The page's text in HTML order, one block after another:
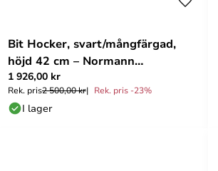
Bit Hocker, svart/mångfärgad,
höjd 42 cm – Normann
Copenhagen
1 926,00 kr
Rek. pris2 500,00 kr Rek. pris -23%
I lager